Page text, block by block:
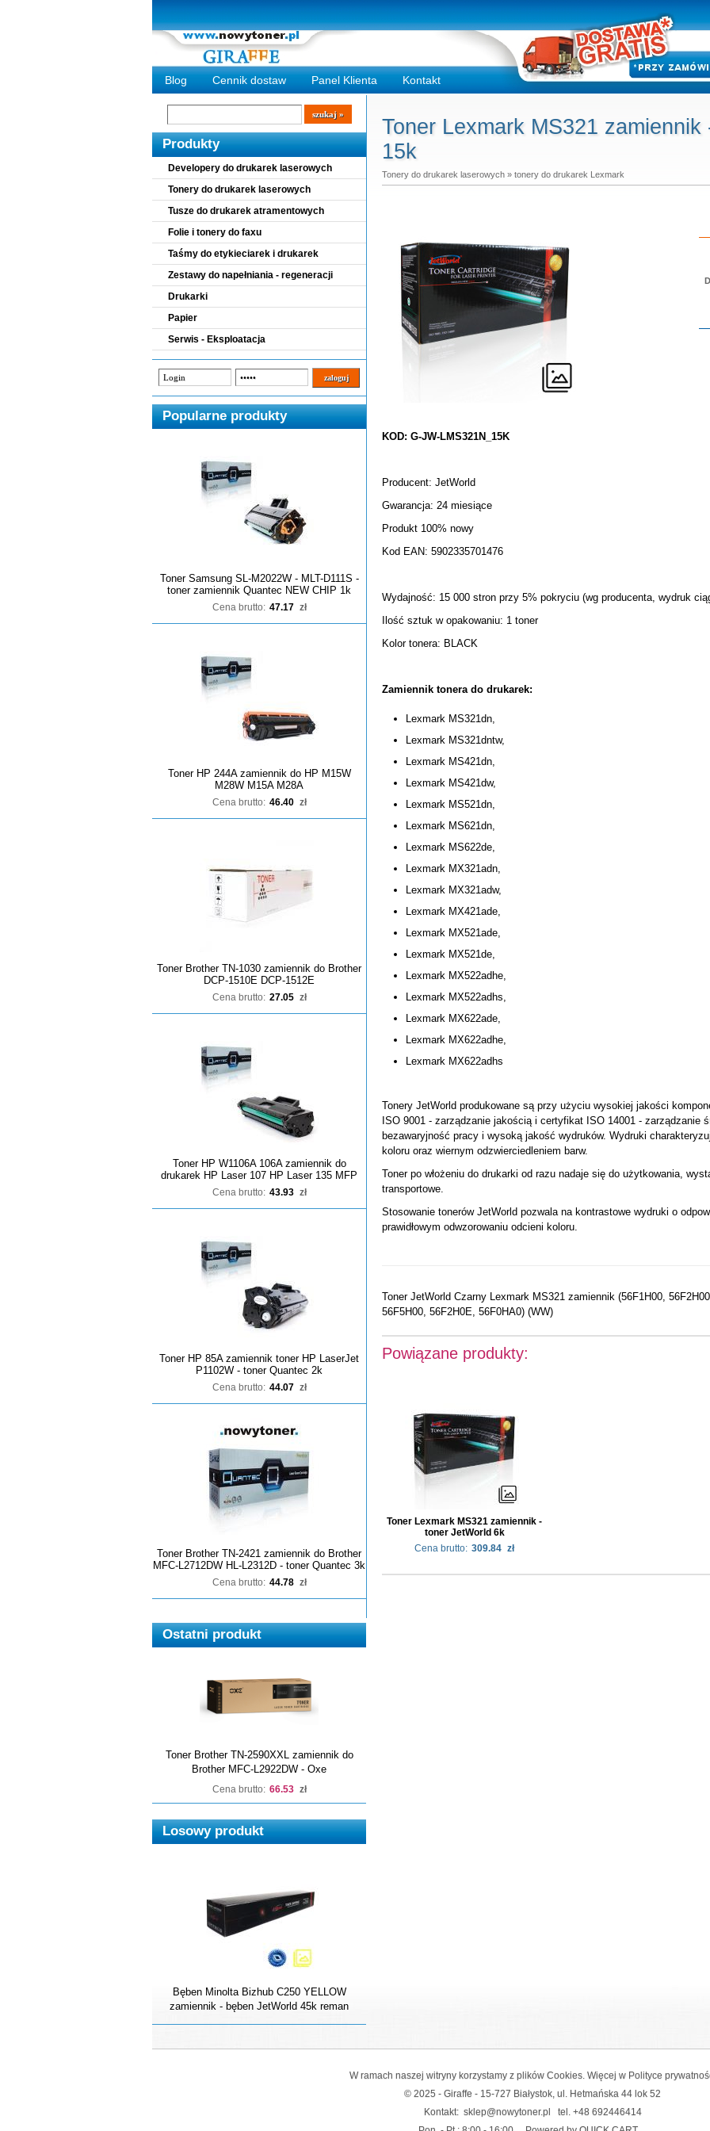
Blog Cennik dostaw Panel Klienta Kontakt
Wyszukiwarka
szukaj
Produkty
Developery do drukarek laserowych
Tonery do drukarek laserowych
Tusze do drukarek atramentowych
Folie i tonery do faxu
Taśmy do etykieciarek i drukarek
Zestawy do napełniania - regeneracji
Drukarki
Papier
Serwis - Eksploatacja
Popularne produkty
Toner Samsung SL-M2022W - MLT-D111S -
toner zamiennik Quantec NEW CHIP 1k
Cena brutto: 47.17 zł
Toner HP 244A zamiennik do HP M15W
M28W M15A M28A
Cena brutto: 46.40 zł
Toner Brother TN-1030 zamiennik do Brother
DCP-1510E DCP-1512E
Cena brutto: 27.05 zł
Toner HP W1106A 106A zamiennik do
drukarek HP Laser 107 HP Laser 135 MFP
Cena brutto: 43.93 zł
Toner HP 85A zamiennik toner HP LaserJet
P1102W - toner Quantec 2k
Cena brutto: 44.07 zł
Toner Brother TN-2421 zamiennik do Brother
MFC-L2712DW HL-L2312D - toner Quantec 3k
Cena brutto: 44.78 zł
Ostatni produkt
Toner Brother TN-2590XXL zamiennik do
Brother MFC-L2922DW - Oxe
Cena brutto: 66.53 zł
Losowy produkt
Bęben Minolta Bizhub C250 YELLOW
zamiennik - bęben JetWorld 45k reman
Toner Lexmark MS321
15k
Tonery do drukarek laserowych » tonery do drukarek Lexmark
KOD: G-JW-LMS321N_15K
Producent: JetWorld
Gwarancja: 24 miesiące
Produkt 100% nowy
Kod EAN: 5902335701476
Wydajność: 15 000 stron przy 5% pokryciu (wg producenta, wydruk
Ilość sztuk w opakowaniu: 1 toner
Kolor tonera: BLACK
Zamiennik tonera do drukarek:
Lexmark MS321dn,
Lexmark MS321dntw,
Lexmark MS421dn,
Lexmark MS421dw,
Lexmark MS521dn,
Lexmark MS621dn,
Lexmark MS622de,
Lexmark MX321adn,
Lexmark MX321adw,
Lexmark MX421ade,
Lexmark MX521ade,
Lexmark MX521de,
Lexmark MX522adhe,
Lexmark MX522adhs,
Lexmark MX622ade,
Lexmark MX622adhe,
Lexmark MX622adhs
Tonery JetWorld produkowane są przy użyciu wysokiej jakości
ISO 9001 - zarządzanie jakością i certyfikat ISO 14001 - zarządzanie
bezawaryjność pracy i wysoką jakość wydruków. Wydruki
koloru oraz wiernym odzwierciedleniem barw.
Toner po włożeniu do drukarki od razu nadaje się do użytkowania,
transportowe.
Stosowanie tonerów JetWorld pozwala na kontrastowe wydruki o
prawidłowym odwzorowaniu odcieni koloru.
Toner JetWorld Czarny Lexmark MS321 zamiennik (56F1H00,
56F5H00, 56F2H0E, 56F0HA0) (WW)
Powiązane produkty:
Toner Lexmark MS321 zamiennik -
toner JetWorld 6k
Cena brutto: 309.84 zł
W ramach naszej witryny korzystamy z plików Cookies. Więcej w Polityce
© 2025 - Giraffe - 15-727 Białystok, ul. Hetmańska 44 lok 52
Kontakt: sklep@nowytoner.pl tel. +48 692446414